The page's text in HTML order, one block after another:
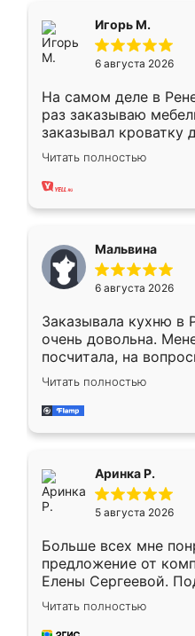
Игорь М.
6 августа 2026
На самом деле в
раз заказываю
заказывал кроватку
ребёнка при его
заказал шкаф-купе.
хорошее сборка
меньше, здесь же он
Мне нравится ,если
мебели буду
Читать полностью
Мальвина
6 августа 2026
Заказывала кухню в
очень довольна.
посчитала, на
Замерщик приехал в
делу со всей
за день, ребята
Читать полностью
Аринка Р.
5 августа 2026
Больше всех мне
предложение от
Елены Сергеевой.
короткие сроки
для замера
Читать полностью